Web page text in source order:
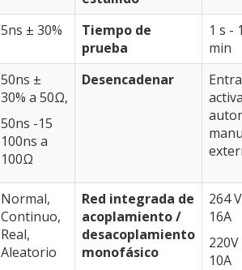
5ns ± 30%
Tiempo de
prueba
1 s -
min
50ns ±
30% a 50Ω,
50ns -15
100ns a
100Ω
Desencadenar
Normal,
Continuo,
Real,
Aleatorio
Red integrada de
acoplamiento /
desacoplamiento
monofásico
264
16A
10A